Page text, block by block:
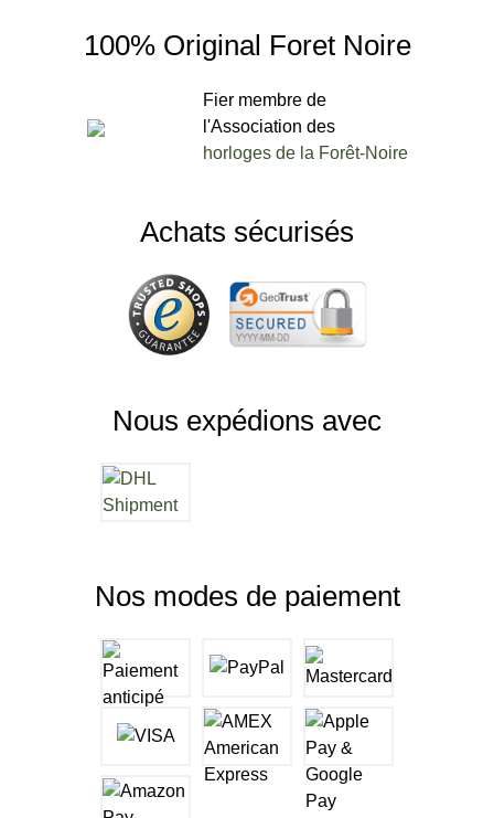
100% Original Foret Noire
Fier membre de
l'Association des
horloges de la Forêt-Noire
Achats sécurisés
Nous expédions avec
Nos modes de paiement